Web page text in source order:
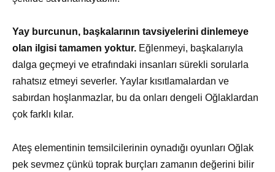
Yay burcunun, başkalarının tavsiyelerini dinlemeye
olan ilgisi tamamen yoktur. Eğlenmeyi, başkalarıyla
dalga geçmeyi ve etrafındaki insanları sürekli sorularla
rahatsız etmeyi severler. Yaylar kısıtlamalardan ve
sabırdan hoşlanmazlar, bu da onları dengeli Oğlaklardan
çok farklı kılar.
Ateş elementinin temsilcilerinin oynadığı oyunları Oğlak
pek sevmez çünkü toprak burçları zamanın değerini bilir